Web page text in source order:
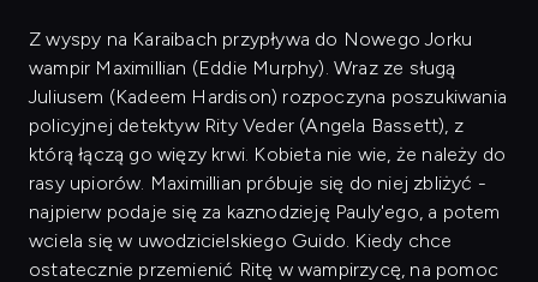
Z wyspy na Karaibach przypływa do Nowego Jorku
wampir Maximillian (Eddie Murphy). Wraz ze sługą
Juliusem (Kadeem Hardison) rozpoczyna poszukiwania
policyjnej detektyw Rity Veder (Angela Bassett), z
którą łączą go więzy krwi. Kobieta nie wie, że należy do
rasy upiorów. Maximillian próbuje się do niej zbliżyć -
najpierw podaje się za kaznodzieję Pauly'ego, a potem
wciela się w uwodzicielskiego Guido. Kiedy chce
ostatecznie przemienić Ritę w wampirzycę, na pomoc